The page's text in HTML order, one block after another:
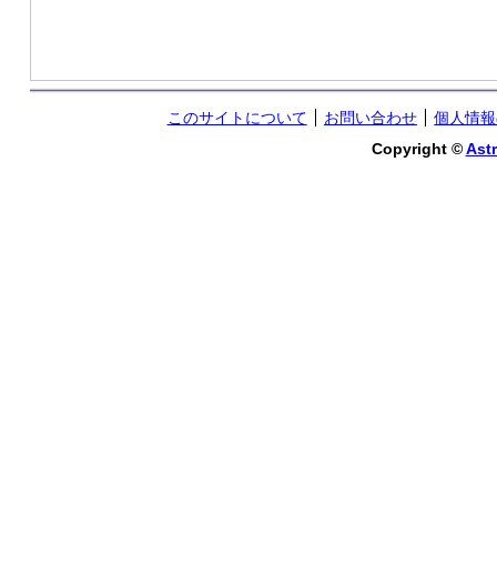
このサイトについて お問い合わせ
個人情
Copyright ©